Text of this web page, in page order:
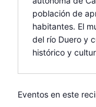
ó
n
i
t
e
población de
habitantes. El
del río Duero y
histórico y
Eventos en este